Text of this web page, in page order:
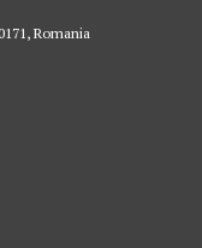
Romania